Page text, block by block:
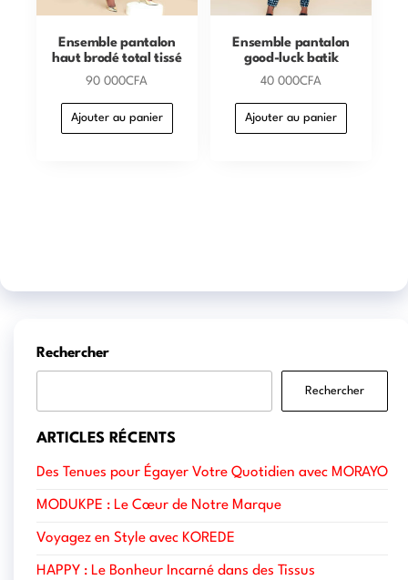
Ensemble pantalon
haut brodé total tissé
90 000CFA
Ajouter au panier
Ensemble pantalon
good-luck batik
40 000CFA
Ajouter au panier
Rechercher
Rechercher
ARTICLES RÉCENTS
Des Tenues pour Égayer Votre Quotidien avec MORAYO
MODUKPE : Le Cœur de Notre Marque
Voyagez en Style avec KOREDE
HAPPY : Le Bonheur Incarné dans des Tissus